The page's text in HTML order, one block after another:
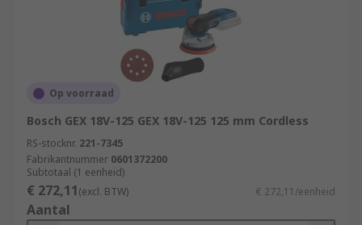
Op voorraad
Bosch GEX 18V-125 GEX 18V-125 125 mm Cordless
RS-stocknr. 221-7345
Fabrikantnummer 0601372200
Subtotaal (1 eenheid)
€ 272,11(excl. BTW) € 272,11/eenheid
Aantal